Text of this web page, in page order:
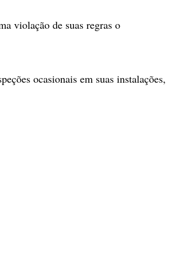
violação de suas regras o
ocasionais em suas instalações,